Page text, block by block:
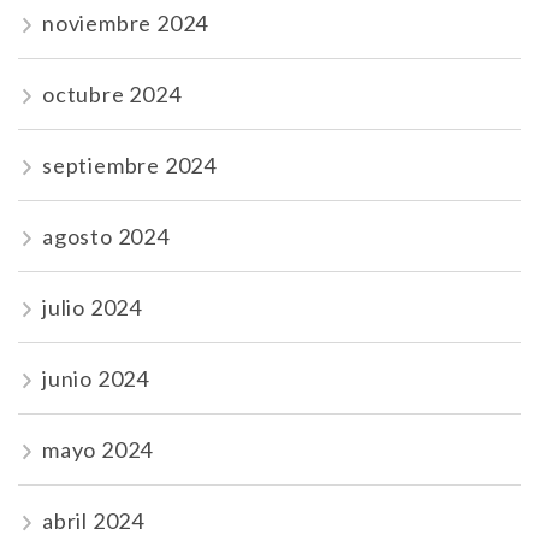
noviembre 2024
octubre 2024
septiembre 2024
agosto 2024
julio 2024
junio 2024
mayo 2024
abril 2024